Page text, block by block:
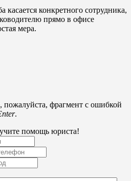
касается конкретного сотрудника,
прямо в офисе
мера.
фрагмент с ошибкой
.
помощь юриста!